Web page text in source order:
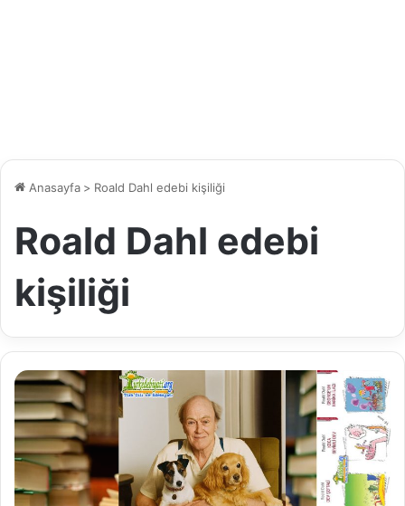
Anasayfa > Roald Dahl edebi kişiliği
Roald Dahl edebi
kişiliği